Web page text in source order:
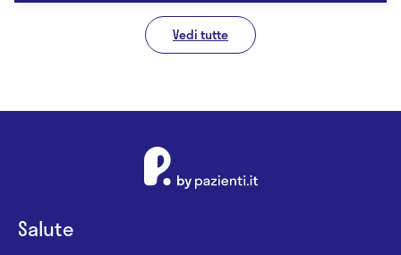
Vedi tutte
Salute